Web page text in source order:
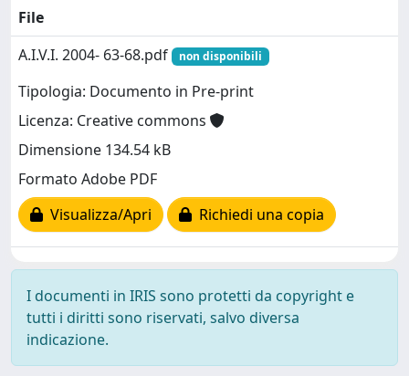
File
A.I.V.I. 2004- 63-68.pdf
non disponibili
Tipologia: Documento in Pre-print
Licenza: Creative commons
Dimensione 134.54 kB
Formato Adobe PDF
Visualizza/Apri
Richiedi una copia
I documenti in IRIS sono protetti da copyright e
tutti i diritti sono riservati, salvo diversa
indicazione.